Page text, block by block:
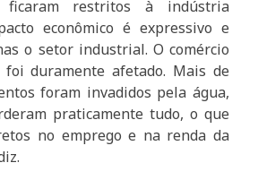
ficaram restritos à indústria
econômico é expressivo e
o setor industrial. O comércio
duramente afetado. Mais de
foram invadidos pela água,
praticamente tudo, o que
no emprego e na renda da